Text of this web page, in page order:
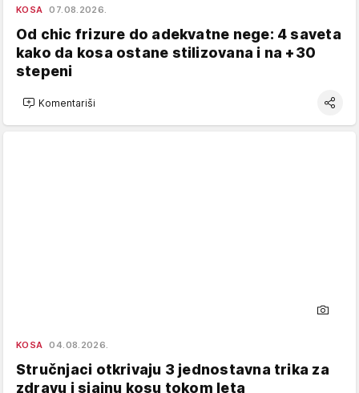
KOSA 07.08.2026.
Od chic frizure do adekvatne nege: 4 saveta
kako da kosa ostane stilizovana i na +30
stepeni
Komentariši
KOSA 04.08.2026.
Stručnjaci otkrivaju 3 jednostavna trika za
zdravu i sjajnu kosu tokom leta